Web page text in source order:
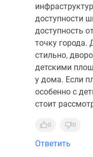
доступности
доступность
точку города.
стильно,
детскими
у дома. Если
особенно с
стоит
0 0
Ответить